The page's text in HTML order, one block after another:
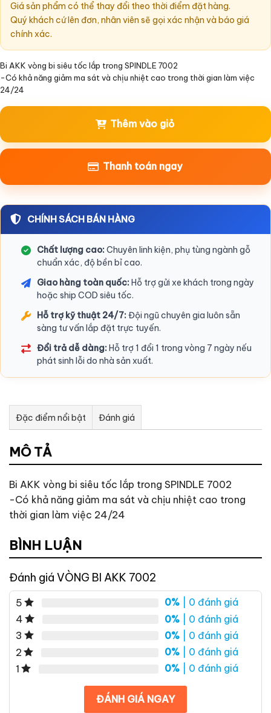
Giá sản phẩm có thể thay đổi theo thời điểm đặt hàng.
Quý khách cứ lên đơn, nhân viên sẽ gọi xác nhận và báo giá
chính xác.
Bi AKK vòng bi siêu tốc lắp trong SPINDLE 7002
-Có khả năng giảm ma sát và chịu nhiệt cao trong thời gian làm việc
24/24
Thêm vào giỏ
Thanh toán ngay
CHÍNH SÁCH BÁN HÀNG
Chất lượng cao:Chuyên linh kiện, phụ tùng ngành gỗ
chuẩn xác, độ bền bỉ cao.
Giao hàng toàn quốc:Hỗ trợ gửi xe khách trong ngày
hoặc ship COD siêu tốc.
Hỗ trợ kỹ thuật 24/7:Đội ngũ chuyên gia luôn sẵn
sàng tư vấn lắp đặt trực tuyến.
Đổi trả dễ dàng:Hỗ trợ 1 đổi 1 trong vòng 7 ngày nếu
phát sinh lỗi do nhà sản xuất.
Đặc điểm nổi bật Đánh giá
Tư vấn & bán hàng qua Facebook
MÔ TẢ
Bi AKK vòng bi siêu tốc lắp trong SPINDLE 7002
-Có khả năng giảm ma sát và chịu nhiệt cao trong
thời gian làm việc 24/24
BÌNH LUẬN
Đánh giá VÒNG BI AKK 7002
5 0% | 0 đánh giá
4
0% | 0 đánh giá
3
0% | 0 đánh giá
2
0% | 0 đánh giá
1
0% | 0 đánh giá
ĐÁNH GIÁ NGAY